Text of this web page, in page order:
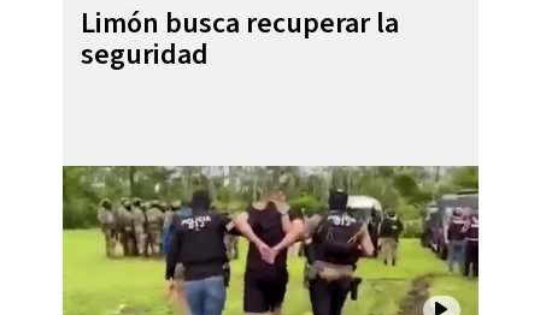
Limón busca recuperar la
seguridad